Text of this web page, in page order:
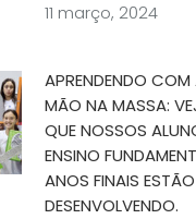
11 março, 2024
APRENDENDO COM
MÃO NA MASSA:
QUE NOSSOS
ENSINO
ANOS FINAIS ESTÃO
DESENVOLVENDO.